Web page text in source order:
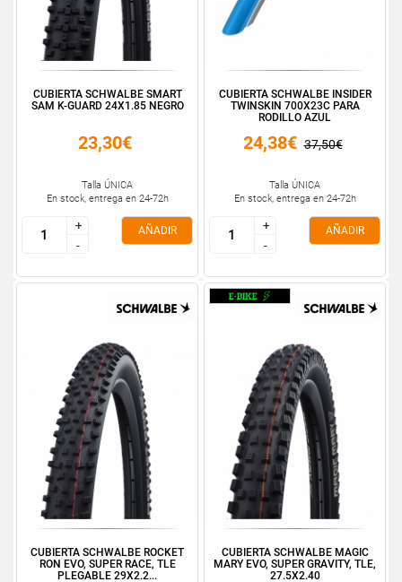
CUBIERTA SCHWALBE SMART
SAM K-GUARD 24X1.85 NEGRO
23,30€
Talla ÚNICA
En stock, entrega en 24-72h
+
-
+
-
AÑADIR
CUBIERTA SCHWALBE INSIDER
TWINSKIN 700X23C PARA
RODILLO AZUL
24,38€ 37,50€
Talla ÚNICA
En stock, entrega en 24-72h
+
-
+
-
AÑADIR
CUBIERTA SCHWALBE ROCKET
RON EVO, SUPER RACE, TLE
PLEGABLE 29X2.2...
CUBIERTA SCHWALBE MAGIC
MARY EVO, SUPER GRAVITY, TLE,
27.5X2.40